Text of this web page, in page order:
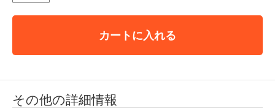
カートに入れる
その他の詳細情報